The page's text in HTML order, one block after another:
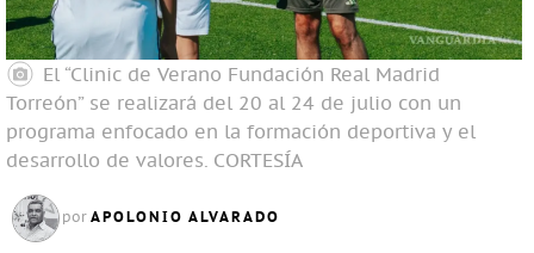
El “Clinic de Verano Fundación Real Madrid
Torreón” se realizará del 20 al 24 de julio con un
programa enfocado en la formación deportiva y el
desarrollo de valores. CORTESÍA
por APOLONIO ALVARADO